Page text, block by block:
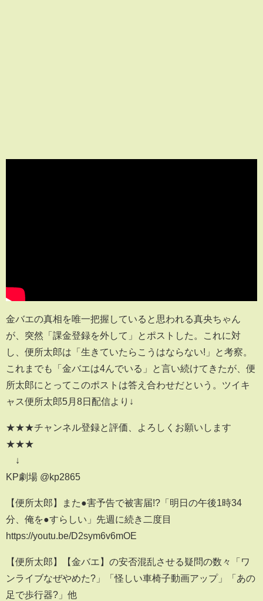
金バエの真相を唯一把握していると思われる真央ちゃん
が、突然「課金登録を外して」とポストした。これに対
し、便所太郎は「生きていたらこうはならない!」と考察。
これまでも「金バエは4んでいる」と言い続けてきたが、便
所太郎にとってこのポストは答え合わせだという。ツイキ
ャス便所太郎5月8日配信より↓
★★★チャンネル登録と評価、よろしくお願いします
★★★
↓
KP劇場 @kp2865
【便所太郎】また●害予告で被害届!?「明日の午後1時34
分、俺を●すらしい」先週に続き二度目
https://youtu.be/D2sym6v6mOE
【便所太郎】【金バエ】の安否混乱させる疑問の数々「ワ
ンライブなぜやめた?」「怪しい車椅子動画アップ」「あの
足で歩行器?」他